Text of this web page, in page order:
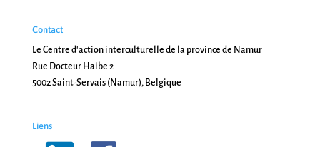
Contact
Le Centre d'action interculturelle de la province de Namur
Rue Docteur Haibe 2
5002 Saint-Servais (Namur), Belgique
Liens